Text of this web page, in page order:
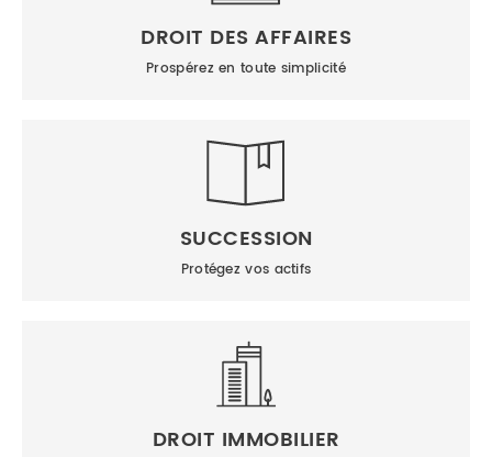
DROIT DES AFFAIRES
Prospérez en toute simplicité
SUCCESSION
Protégez vos actifs
DROIT IMMOBILIER